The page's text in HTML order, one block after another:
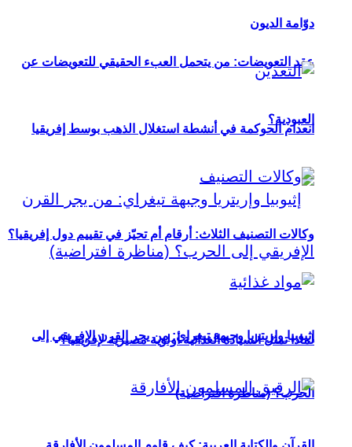
عقد التعويضات: من يتحمل العبء الحقيقي للتعويضات عن
العبودية؟
إثيوبيا وإريتريا وجبهة تيغراي: من يجر القرن الإفريقي إلى
الحرب؟ (مناظرة افتراضية)
دوّامة الديون
انعدام الحوكمة في أنشطة استغلال الذهب بوسط إفريقيا
وكالات التصنيف الثلاث: أرقام أم تحيّز في تقييم دول إفريقيا؟
لماذا تمثل السيادة الغذائية أولوية مصيرية لإفريقيا؟